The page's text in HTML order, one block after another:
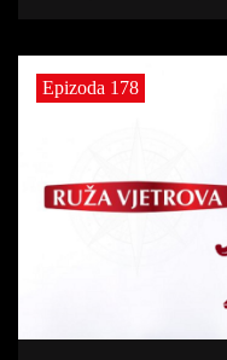
Epizoda 178